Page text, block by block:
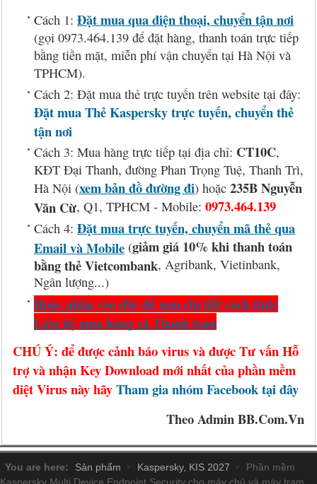
Cách 1: Đặt mua qua điện thoại, chuyển tận nơi
(gọi 0973.464.139 để đặt hàng, thanh toán trực tiếp
bằng tiền mặt, miễn phí vận chuyển tại Hà Nội và
TPHCM).
Cách 2: Đặt mua thẻ trực tuyến trên website tại đây:
Đặt mua Thẻ Kaspersky trực tuyến, chuyển thẻ
tận nơi
Cách 3: Mua hàng trực tiếp tại địa chỉ: CT10C,
KĐT Đại Thanh, đường Phan Trọng Tuệ, Thanh Trì,
Hà Nội (xem bản đồ đường đi) hoặc 235B Nguyễn
Văn Cừ, Q1, TPHCM - Mobile: 0973.464.139
Cách 4: Đặt mua trực tuyến, chuyển mã thẻ qua
Email và Mobile (giảm giá 10% khi thanh toán
bằng thẻ Vietcombank, Agribank, Vietinbank,
Ngân lượng...)
Hoặc nhấn vào đây để xem chi tiết cách thức
Liên hệ mua hàng và Thanh toán
CHÚ Ý: để được cảnh báo virus và được Tư vấn Hỗ
trợ và nhận Key Download mới nhất của phần mềm
diệt Virus này hãyTham gia nhóm Facebook tại đây
Theo Admin BB.Com.Vn
You are here: Sản phẩm Kaspersky, KIS 2027
Phần mềm